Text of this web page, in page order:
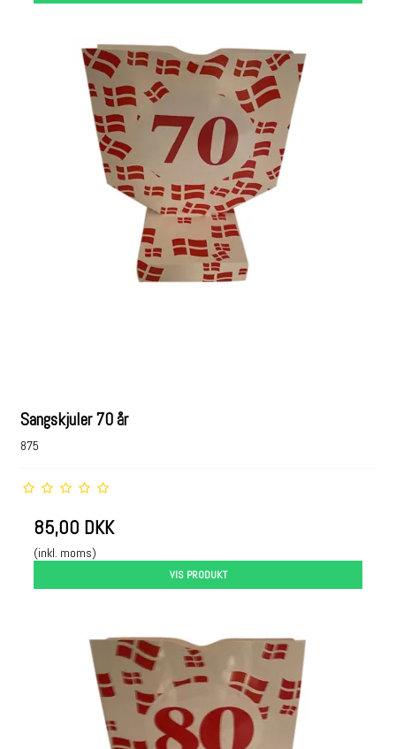
Sangskjuler 70 år
875
85,00 DKK
(inkl. moms)
VIS PRODUKT